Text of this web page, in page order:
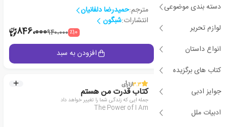
دسته بندی موضوعی
لوازم تحریر
انواع داستان
کتاب های برگزیده
جوایز ادبی
ادبیات ملل
مترجم:حمیدرضا دلفانیان
انتشارات:شبگون
٪10940،000846،000
جزئیات افزودن به سبد
3.3از1رأی
کتاب قدرت من هستم
جمله ایی که زندگی شما را تغییر خواهد داد
The Power of I Am